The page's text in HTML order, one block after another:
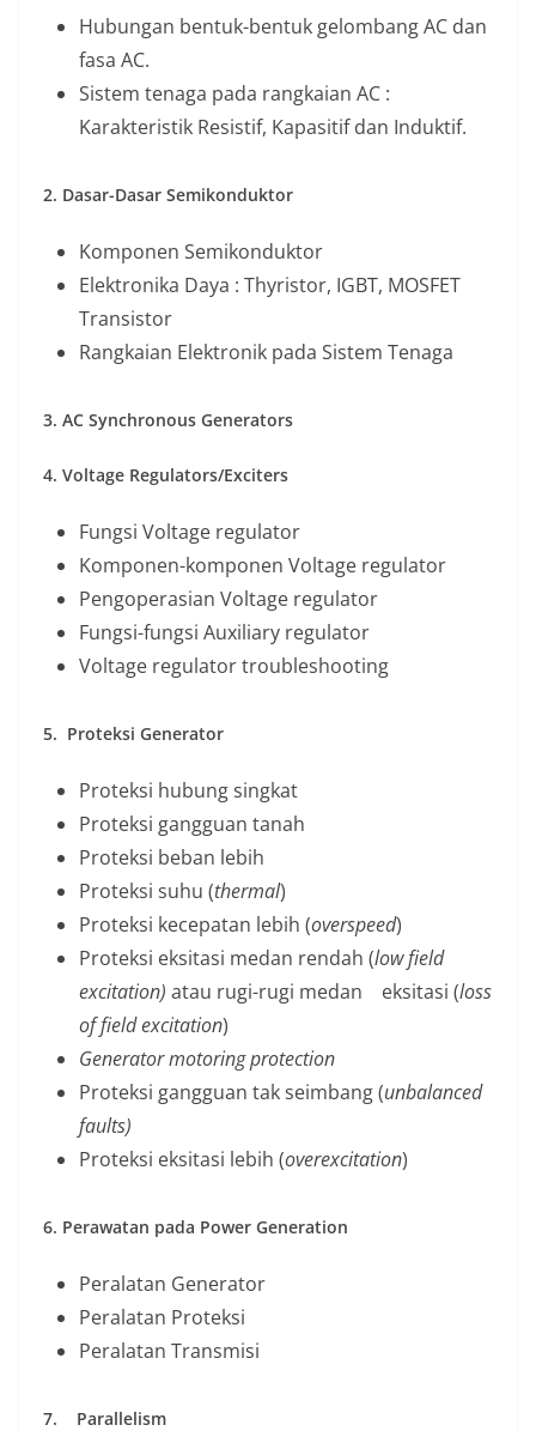
Hubungan bentuk-bentuk gelombang AC dan
fasa AC.
Sistem tenaga pada rangkaian AC :
Karakteristik Resistif, Kapasitif dan Induktif.
2. Dasar-Dasar Semikonduktor
Komponen Semikonduktor
Elektronika Daya : Thyristor, IGBT, MOSFET
Transistor
Rangkaian Elektronik pada Sistem Tenaga
3. AC Synchronous Generators
4. Voltage Regulators/Exciters
Fungsi Voltage regulator
Komponen-komponen Voltage regulator
Pengoperasian Voltage regulator
Fungsi-fungsi Auxiliary regulator
Voltage regulator troubleshooting
5. Proteksi Generator
Proteksi hubung singkat
Proteksi gangguan tanah
Proteksi beban lebih
Proteksi suhu (thermal)
Proteksi kecepatan lebih (overspeed)
Proteksi eksitasi medan rendah (low field
excitation) atau rugi-rugi medan eksitasi (loss
of field excitation)
Generator motoring protection
Proteksi gangguan tak seimbang (unbalanced
faults)
Proteksi eksitasi lebih (overexcitation)
6. Perawatan pada Power Generation
Peralatan Generator
Peralatan Proteksi
Peralatan Transmisi
7. Parallelism